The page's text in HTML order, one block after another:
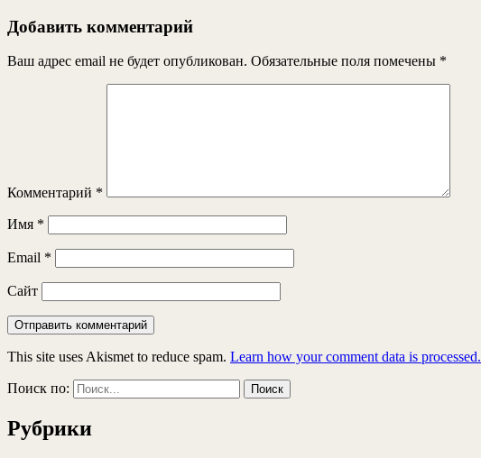
Добавить комментарий
Ваш адрес email не будет опубликован. Обязательные поля помечены *
Комментарий *
Имя *
Email *
Сайт
This site uses Akismet to reduce spam. Learn how your comment data is processed.
Поиск по:
Рубрики